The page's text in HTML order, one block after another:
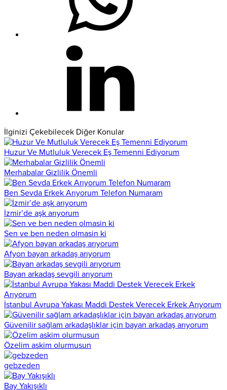
İlginizi Çekebilecek Diğer Konular
Huzur Ve Mutluluk Verecek Eş Temenni Ediyorum
Merhabalar Gizlilik Önemli
Ben Sevda Erkek Arıyorum Telefon Numaram
İzmir’de aşk arıyorum
Sen ve ben neden olmasin ki
Afyon bayan arkadaş arıyorum
Bayan arkadaş sevgili arıyorum
İstanbul Avrupa Yakası Maddi Destek Verecek Erkek Arıyorum
Güvenilir sağlam arkadaşlıklar için bayan arkadaş arıyorum
Özelim askim olurmusun
gebzeden
Bay Yakışıklı